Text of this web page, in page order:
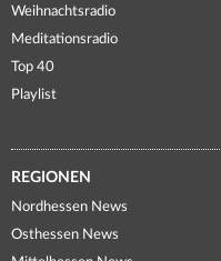
Weihnachtsradio
Meditationsradio
Top 40
Playlist
REGIONEN
Nordhessen News
Osthessen News